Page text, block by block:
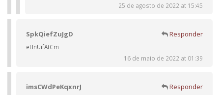
25 de agosto de 2022 at 15:45
SpkQiefZuJgD Responder
eHnUifAtCm
16 de maio de 2022 at 01:39
imsCWdPeKqxnrJ Responder